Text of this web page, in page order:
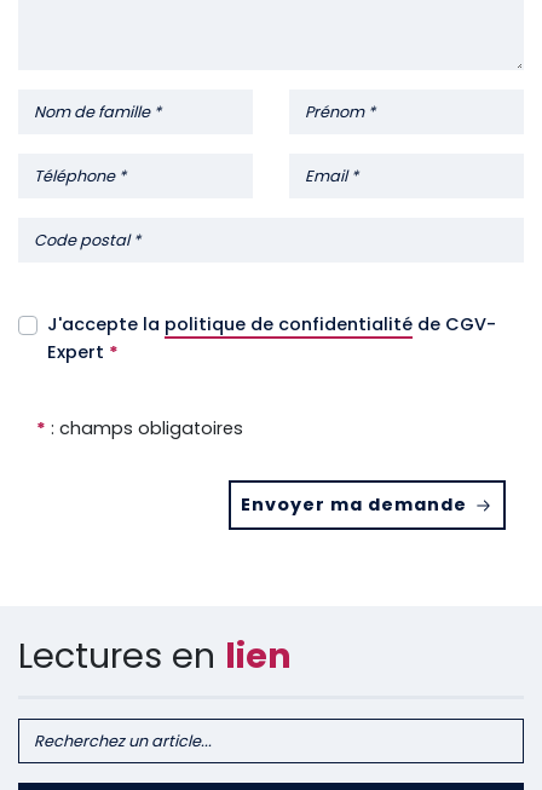
J'accepte la politique de confidentialité de CGV-
Expert *
* : champs obligatoires
Envoyer ma demande
Lectures en lien